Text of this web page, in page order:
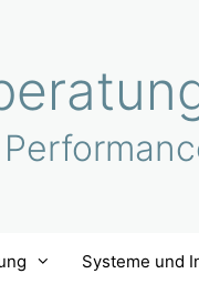
Systeme und